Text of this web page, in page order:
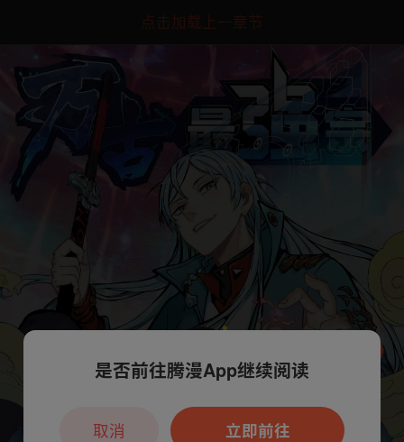
点击加载上一章节
本章节仅支持App阅读，可打开App新用
户7天免费看
是否前往腾漫App继续阅读
立即前往
取消